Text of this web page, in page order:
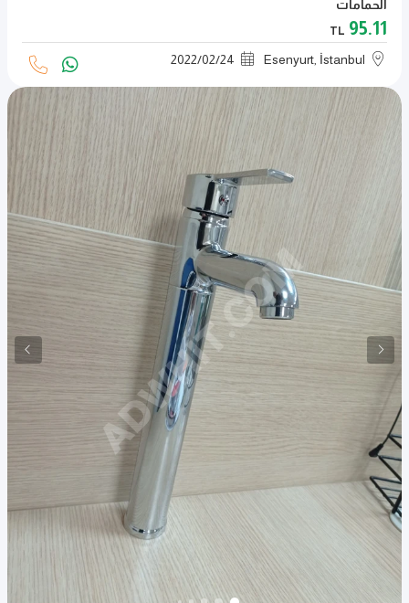
الحمامات
95.11
TL
Esenyurt, İstanbul
2022/02/24